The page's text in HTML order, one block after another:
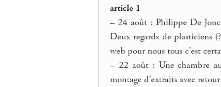
article 1
– 24 août : Philippe De
Deux regards de plasticiens
web pour nous tous c’est
– 22 août : Une chambre
montage d’extraits avec